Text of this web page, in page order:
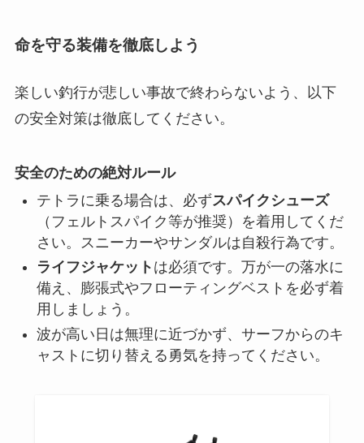
命を守る装備を徹底しよう
楽しい釣行が悲しい事故で終わらないよう、以下
の安全対策は徹底してください。
安全のための絶対ルール
テトラに乗る場合は、必ずスパイクシューズ
（フェルトスパイク等が推奨）を着用してくだ
さい。スニーカーやサンダルは自殺行為です。
ライフジャケット は必須です。万が一の落水に
備え、膨張式やフローティングベストを必ず着
用しましょう。
波が高い日は無理に近づかず、サーフからのキ
ャストに切り替える勇気を持ってください。